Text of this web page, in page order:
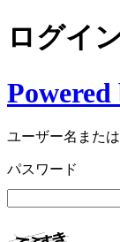
ログイ
Powered
ユーザー名また
パスワード